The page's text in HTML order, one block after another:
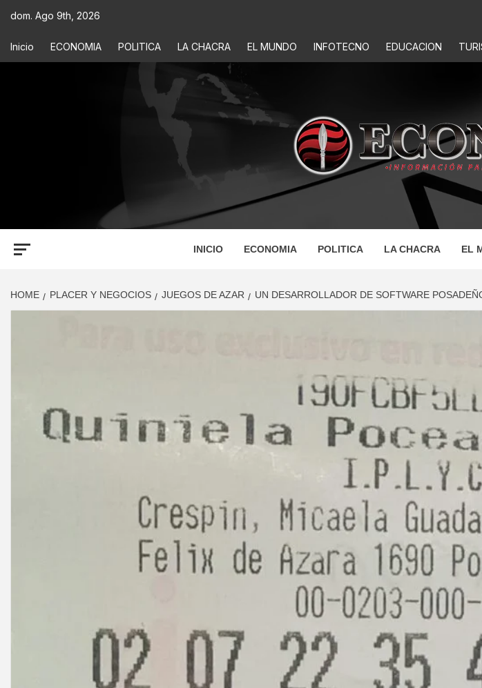
dom. Ago 9th, 2026
Inicio ECONOMIA POLITICA LA CHACRA EL MUNDO INFOTECNO EDUCACION
ECONOMIS
INICIO ECONOMIA POLITICA LA CHACRA EL
HOME PLACER Y NEGOCIOS JUEGOS DE AZAR UN DESARROLLADOR DE SOFTWARE